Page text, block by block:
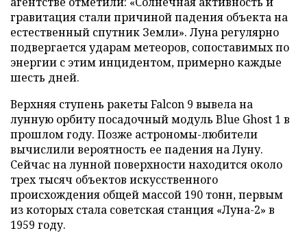
гравитация стали причиной падения объекта на
естественный спутник Земли». Луна регулярно
подвергается ударам метеоров, сопоставимых по
энергии с этим инцидентом, примерно каждые
шесть дней.
Верхняя ступень ракеты Falcon 9 вывела на
лунную орбиту посадочный модуль Blue Ghost 1 в
прошлом году. Позже астрономы-любители
вычислили вероятность ее падения на Луну.
Сейчас на лунной поверхности находится около
трех тысяч объектов искусственного
происхождения общей массой 190 тонн, первым
из которых стала советская станция «Луна-2» в
1959 году.